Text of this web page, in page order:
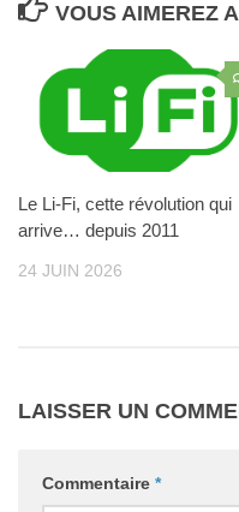
VOUS AIMEREZ
Le Li-Fi, cette révolution qui
arrive… depuis 2011
24 JUIN 2026
LAISSER UN
Commentaire *